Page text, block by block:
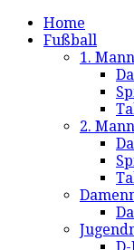
Home
Fußball
1.
2.